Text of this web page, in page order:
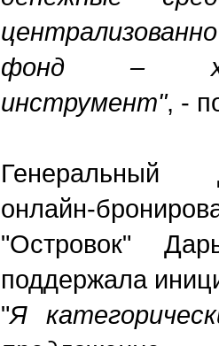
фонд –
инструмент", -
Генеральный
онлайн-
"Островок"
поддержала
"Я